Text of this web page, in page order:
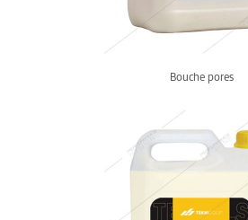
Bouche pores